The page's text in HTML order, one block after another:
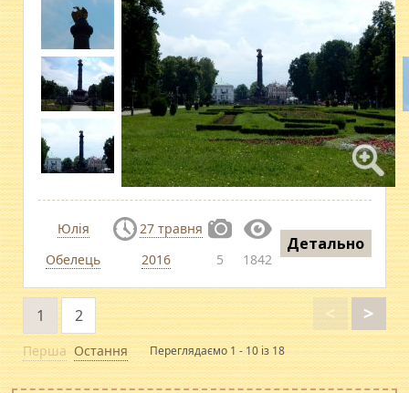
Юлія
Обелець
27 травня
2016
5 1842
Детально
Перша
<
1 2 >
Остання Переглядаємо 1 - 10 із 18